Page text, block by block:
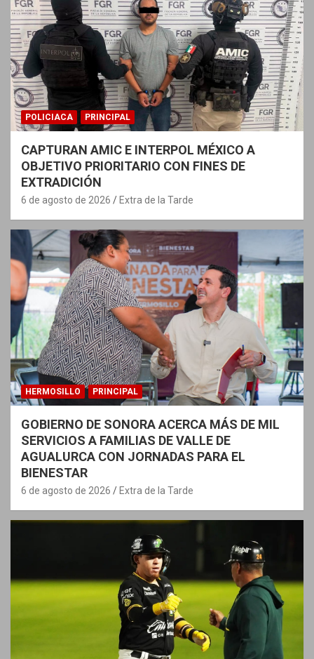
POLICIACA PRINCIPAL
CAPTURAN AMIC E INTERPOL MÉXICO A
OBJETIVO PRIORITARIO CON FINES DE
EXTRADICIÓN
6 de agosto de 2026 Extra de la Tarde
HERMOSILLO PRINCIPAL
GOBIERNO DE SONORA ACERCA MÁS DE MIL
SERVICIOS A FAMILIAS DE VALLE DE
AGUALURCA CON JORNADAS PARA EL
BIENESTAR
6 de agosto de 2026 Extra de la Tarde